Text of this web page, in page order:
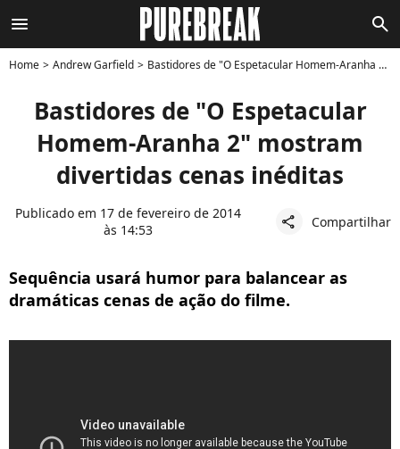
menu search
Home Andrew Garfield Bastidores de "O Espetacular Homem-Aranha 2" mostram divertidas cenas inéditas
Bastidores de "O Espetacular
Homem-Aranha 2" mostram
divertidas cenas inéditas
Publicado em 17 de fevereiro de 2014
às 14:53
share Compartilhar
Sequência usará humor para balancear as
dramáticas cenas de ação do filme.